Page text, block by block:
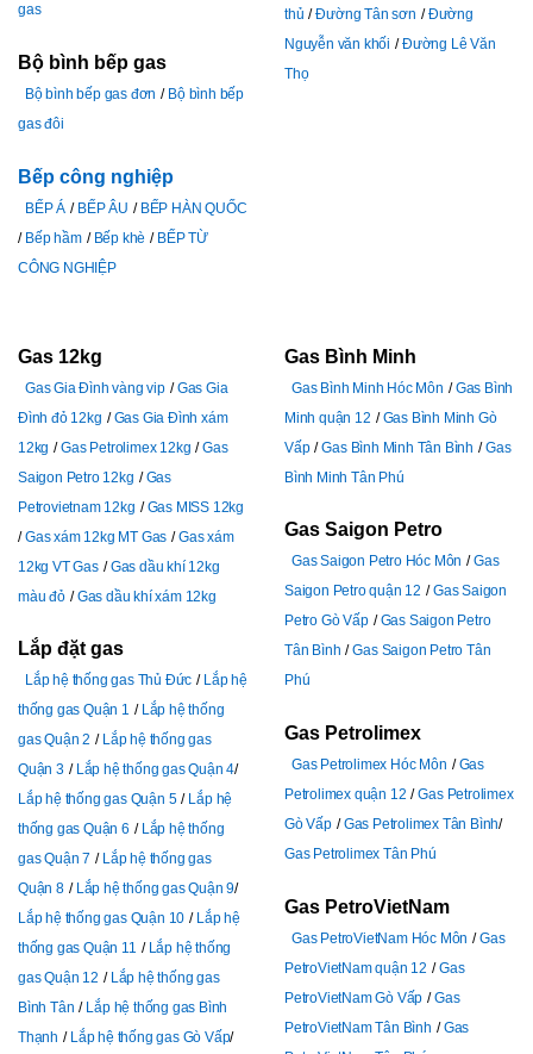
gas
Bộ bình bếp gas
Bộ bình bếp gas đơn
Bộ bình bếp
gas đôi
Bếp công nghiệp
BẾP Á BẾP ÂU
BẾP HÀN QUỐC
Bếp hầm
Bếp khè
BẾP TỪ
CÔNG NGHIỆP
thủ
Đường Tân sơn
Đường
Nguyễn văn khối
Đường Lê Văn
Thọ
Gas 12kg
Gas Gia Đình vàng vip
Gas Gia
Đình đỏ 12kg
Gas Gia Đình xám
12kg
Gas Petrolimex 12kg
Gas
Saigon Petro 12kg
Gas
Petrovietnam 12kg
Gas MISS 12kg
Gas xám 12kg MT Gas
Gas xám
12kg VT Gas
Gas dầu khí 12kg
màu đỏ
Gas dầu khí xám 12kg
Lắp đặt gas
Lắp hệ thống gas Thủ Đức
Lắp hệ
thống gas Quận 1
Lắp hệ thống
gas Quận 2
Lắp hệ thống gas
Quận 3
Lắp hệ thống gas Quận 4
Lắp hệ thống gas Quận 5
Lắp hệ
thống gas Quận 6
Lắp hệ thống
gas Quận 7
Lắp hệ thống gas
Quận 8
Lắp hệ thống gas Quận 9
Lắp hệ thống gas Quận 10
Lắp hệ
thống gas Quận 11
Lắp hệ thống
gas Quận 12
Lắp hệ thống gas
Bình Tân
Lắp hệ thống gas Bình
Thạnh
Lắp hệ thống gas Gò Vấp
Gas Bình Minh
Gas Bình Minh Hóc Môn
Gas Bình
Minh quận 12
Gas Bình Minh Gò
Vấp
Gas Bình Minh Tân Bình
Gas
Bình Minh Tân Phú
Gas Saigon Petro
Gas Saigon Petro Hóc Môn
Gas
Saigon Petro quận 12
Gas Saigon
Petro Gò Vấp
Gas Saigon Petro
Tân Bình
Gas Saigon Petro Tân
Phú
Gas Petrolimex
Gas Petrolimex Hóc Môn
Gas
Petrolimex quận 12
Gas Petrolimex
Gò Vấp
Gas Petrolimex Tân Bình
Gas Petrolimex Tân Phú
Gas PetroVietNam
Gas PetroVietNam Hóc Môn
Gas
PetroVietNam quận 12
Gas
PetroVietNam Gò Vấp
Gas
PetroVietNam Tân Bình
Gas